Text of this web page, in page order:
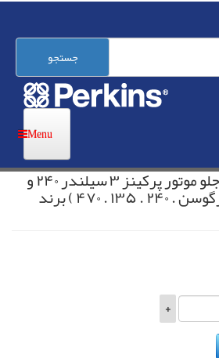
جستجو
دنده هرزگرد سینی جلو موتور پرکینز ۳ سیلندر ۲۴۰ و
۱۳۵ ( تراکتور های فرگوسن . ۲۴۰ . ۱۳۵ . ۴۷۰ ) برند
+